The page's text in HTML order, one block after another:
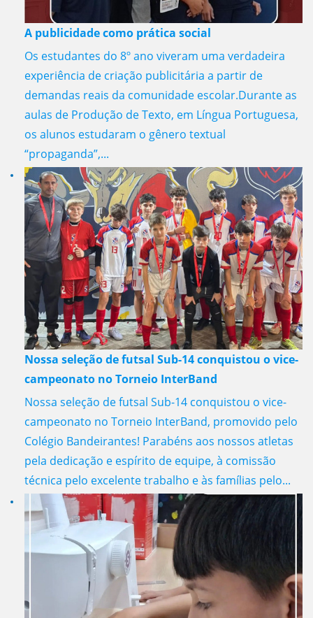
A publicidade como prática social
Os estudantes do 8º ano viveram uma verdadeira
experiência de criação publicitária a partir de
demandas reais da comunidade escolar.Durante as
aulas de Produção de Texto, em Língua Portuguesa,
os alunos estudaram o gênero textual
“propaganda”,...
Nossa seleção de futsal Sub-14 conquistou o vice-
campeonato no Torneio InterBand
Nossa seleção de futsal Sub-14 conquistou o vice-
campeonato no Torneio InterBand, promovido pelo
Colégio Bandeirantes! Parabéns aos nossos atletas
pela dedicação e espírito de equipe, à comissão
técnica pelo excelente trabalho e às famílias pelo...